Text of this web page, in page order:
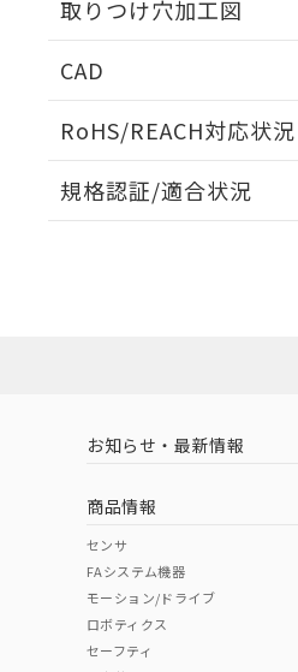
取りつけ穴加工図
CAD
RoHS/REACH対応状況
EU RoHS 注意事項・凡例
中国 RoHS 注意事項・凡例
中国 RoHS表
Pb Hg
規格認証/適合状況
お知らせ・最新情報
商品情報
センサ
FAシステム機器
モーション/ドライブ
ロボティクス
セーフティ